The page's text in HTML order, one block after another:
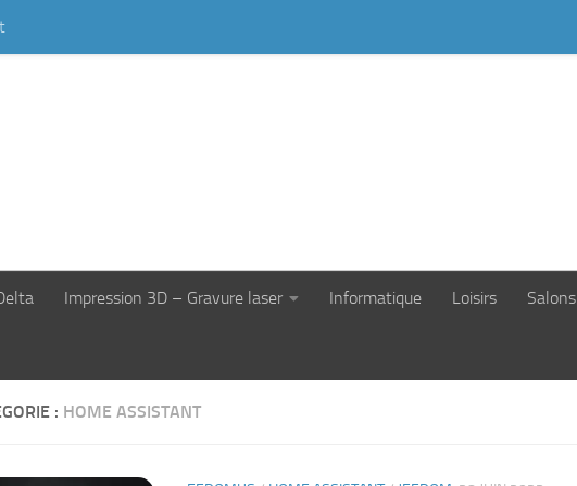
Impression 3D – Gravure laser Informatique Loisirs Salons
: HOME ASSISTANT